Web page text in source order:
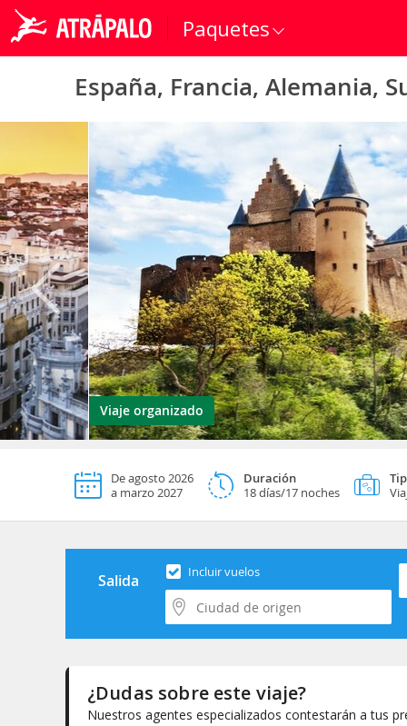
Paquetes
España, Francia, Alemania,
Viaje organizado
De agosto 2026
a marzo 2027
Duración
18 días/17 noches
Salida Incluir vuelos
¿Dudas sobre este viaje?
Nuestros agentes especializados contestarán a tus